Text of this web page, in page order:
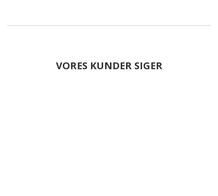
VORES KUNDER SIGER